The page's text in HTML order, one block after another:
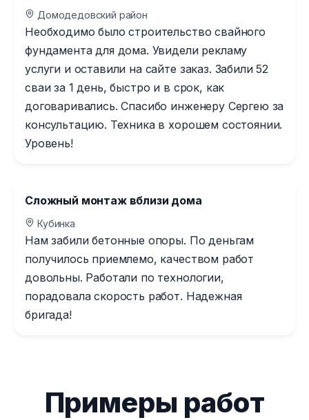
Домодедовский район
Необходимо было строительство свайного
фундамента для дома. Увидели рекламу
услуги и оставили на сайте заказ. Забили 52
сваи за 1 день, быстро и в срок, как
договаривались. Спасибо инженеру Сергею за
консультацию. Техника в хорошем состоянии.
Уровень!
Сложный монтаж вблизи дома
Кубинка
Нам забили бетонные опоры. По деньгам
получилось приемлемо, качеством работ
довольны. Работали по технологии,
порадовала скорость работ. Надежная
бригада!
Примеры работ